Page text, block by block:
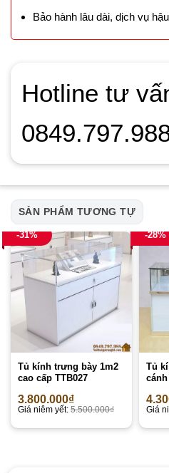
Bảo hành lâu dài, dịch vụ
Hotline tư
SẢN PHẨM TƯƠNG TỰ
-31%
Tủ kính trưng bày 1m2
cao cấp TTB027
3.800.000₫
Giá niêm yết: 5.500.000₫
-28%
Tủ
cánh
Giá